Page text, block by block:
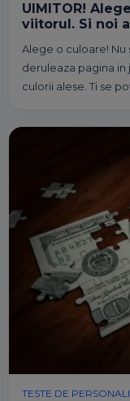
UIMITOR!
viitorul. Si noi
Alege o culoare! Nu
deruleaza pagina in
culorii alese. Ti se
TESTE DE